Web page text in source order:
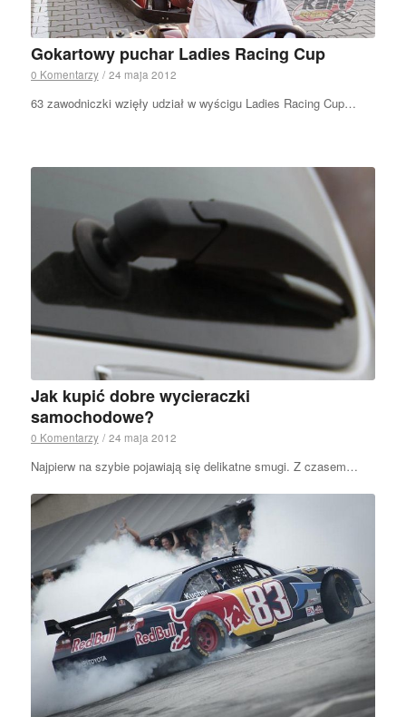
Gokartowy puchar Ladies Racing Cup
0 Komentarzy / 24 maja 2012
63 zawodniczki wzięły udział w wyścigu Ladies Racing Cup…
Jak kupić dobre wycieraczki
samochodowe?
0 Komentarzy / 24 maja 2012
Najpierw na szybie pojawiają się delikatne smugi. Z czasem…